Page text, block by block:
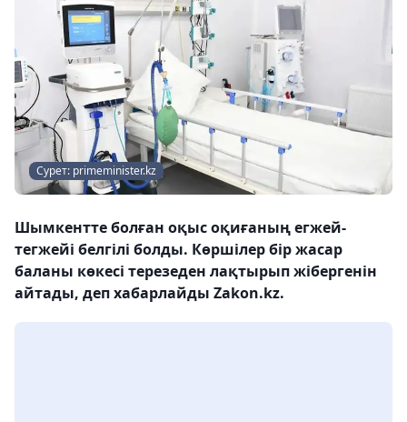
Сурет: primeminister.kz
Шымкентте болған оқыс оқиғаның егжей-
тегжейі белгілі болды. Көршілер бір жасар
баланы көкесі терезеден лақтырып жібергенін
айтады, деп хабарлайды Zakon.kz.